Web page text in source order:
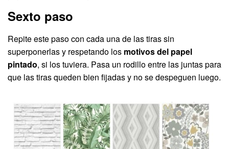
Sexto paso
Repite este paso con cada una de las tiras sin
superponerlas y respetando los motivos del papel
pintado, si los tuviera. Pasa un rodillo entre las juntas para
que las tiras queden bien fijadas y no se despeguen luego.